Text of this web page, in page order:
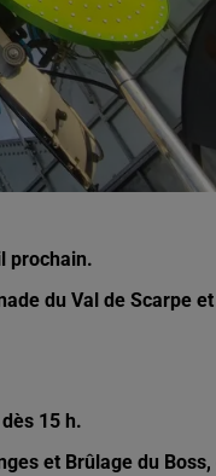
prochain.
du Val de Scarpe
15 h.
et Brûlage du